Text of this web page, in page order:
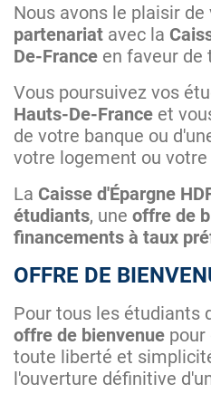
Nous avons le plaisir
partenariat avec la
De-France en faveur de
Vous poursuivez vos
Hauts-De-France et
de votre banque ou
votre logement ou votre
La Caisse d'Épargne
étudiants, une offre de
financements à taux
OFFRE DE
Pour tous les étudiants
offre de bienvenue pour
toute liberté et
l'ouverture définitive